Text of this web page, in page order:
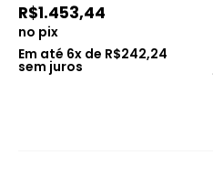
0de 5
R$1.453,44
no pix
Em até 6x de R$242,24
sem juros